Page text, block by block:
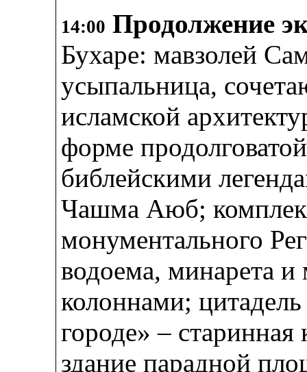
14:00 Продолжение
Бухаре: мавзолей
усыпальница,
исламской
форме
библейскими
Чашма Аюб;
монументального
водоема, минарета
колоннами;
городе» –
здание парадной